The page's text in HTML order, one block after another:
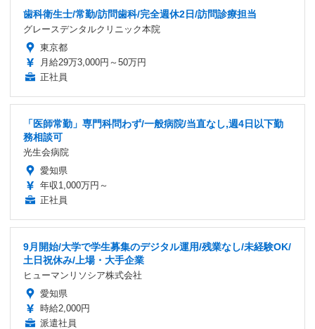
歯科衛生士/常勤/訪問歯科/完全週休2日/訪問診療担当
グレースデンタルクリニック本院
東京都
月給29万3,000円～50万円
正社員
「医師常勤」専門科問わず/一般病院/当直なし,週4日以下勤
務相談可
光生会病院
愛知県
年収1,000万円～
正社員
9月開始/大学で学生募集のデジタル運用/残業なし/未経験OK/
土日祝休み/上場・大手企業
ヒューマンリソシア株式会社
愛知県
時給2,000円
派遣社員